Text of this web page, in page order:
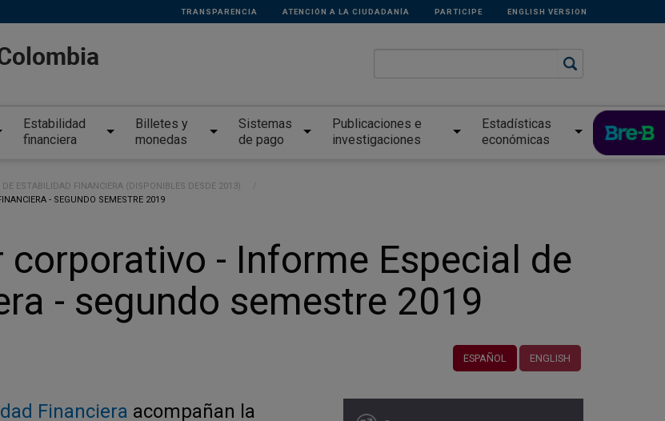
TRANSPARENCIA ATENCIÓN A LA CIUDADANÍA PARTICIPE ENGLISH VERSION
Estabilidad
financiera
Billetes y
monedas
Sistemas
de pago
Publicaciones e
investigaciones
Estadísticas
económicas
DE ESTABILIDAD FINANCIERA (DISPONIBLES DESDE 2013)
- SEGUNDO SEMESTRE 2019
- Informe Especial de
- segundo semestre 2019
ESPAÑOL ENGLISH
Financiera acompañan la